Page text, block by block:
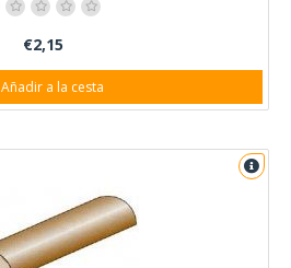
€2,15
Añadir a la cesta